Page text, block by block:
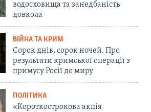
водосховища та занедбаність
довкола
ВІЙНА ТА КРИМ
Сорок днів, сорок ночей. Про
результати кримської операції з
примусу Росії до миру
ПОЛІТИКА
«Короткострокова акція